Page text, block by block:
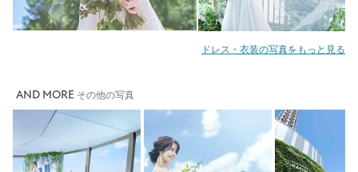
ドレス・衣装の写真をもっと見る
AND MORE その他の写真